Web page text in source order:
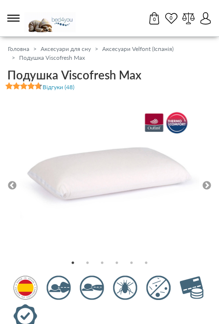
Партнерам Салони17 UARU
0 800 211 431
Тумби, комоди, пуфи
Килими
Розпродаж
0 0
Головна Аксесуари для сну
Аксесуари Velfont (Іспанія)
Подушка Viscofresh Max
Подушка Viscofresh Max
Відгуки (48)